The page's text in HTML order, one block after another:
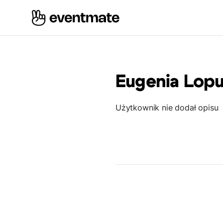
Eugenia
Użytkownik nie dodał opisu